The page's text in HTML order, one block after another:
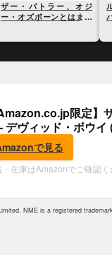
ザー・バトラー、オジ
ー・オズボーンとはまっ
Amazon.co.jp限定】
デヴィッド・ボウイ
で見る
在庫はAmazonでご確認く
NME is a registered